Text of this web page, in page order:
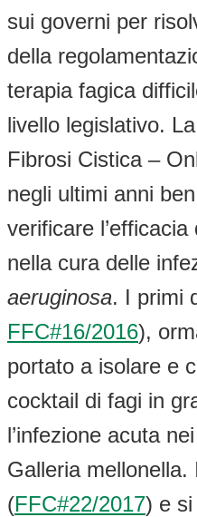
sui governi per
della
terapia fagica
livello legislativo.
Fibrosi Cistica –
negli ultimi anni
verificare
nella cura delle
aeruginosa. I primi
FFC#16/2016),
portato a isolare e
cocktail di fagi in
l’infezione acuta
Galleria
(FFC#22/2017) e si